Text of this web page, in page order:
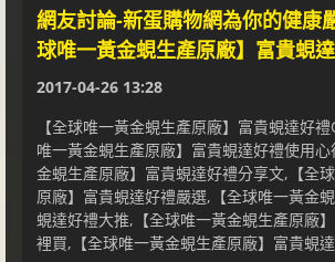
網友討論-新蛋購物網為你的健康
球唯一黃金蜆生產原廠】富貴蜆
2017-04-26 13:28
【全球唯一黃金蜆生產原廠】富貴蜆達好
唯一黃金蜆生產原廠】富貴蜆達好禮使用
金蜆生產原廠】富貴蜆達好禮分享文,【全
原廠】富貴蜆達好禮嚴選,【全球唯一黃金
蜆達好禮大推,【全球唯一黃金蜆生產原廠
裡買,【全球唯一黃金蜆生產原廠】富貴蜆